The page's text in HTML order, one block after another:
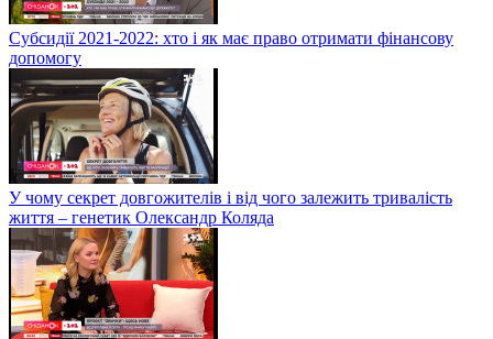
Субсидії 2021-2022: хто і як має право отримати фінансову
допомогу
У чому секрет довгожителів і від чого залежить тривалість
життя – генетик Олександр Коляда